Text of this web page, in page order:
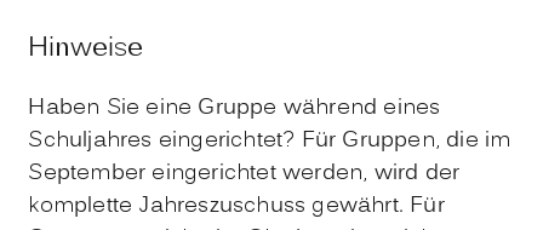
Hinweise
Haben Sie eine Gruppe während eines
Schuljahres eingerichtet? Für Gruppen, die im
September eingerichtet werden, wird der
komplette Jahreszuschuss gewährt. Für